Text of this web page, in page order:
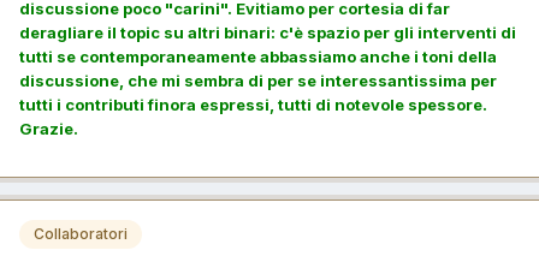
discussione poco "carini". Evitiamo per cortesia di far
deragliare il topic su altri binari: c'è spazio per gli interventi di
tutti se contemporaneamente abbassiamo anche i toni della
discussione, che mi sembra di per se interessantissima per
tutti i contributi finora espressi, tutti di notevole spessore.
Grazie.
Collaboratori